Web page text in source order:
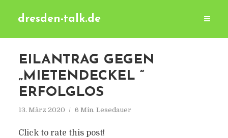
dresden-talk.de
EILANTRAG GEGEN
„MIETENDECKEL “
ERFOLGLOS
13. März 2020 6 Min. Lesedauer
Click to rate this post!